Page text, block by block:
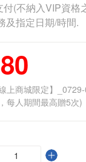
(不納入VIP資格
及指定日期/時間.
線上商城限定】
每人期間最高贈5次)